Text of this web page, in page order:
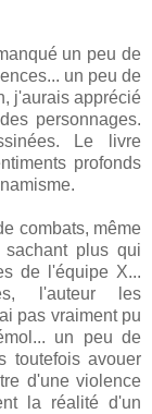
un peu de
un peu de
j'aurais apprécié
personnages.
Le livre
profonds
combats, même
plus qui
de l'équipe X...
l'auteur les
pas vraiment pu
un peu de
toutefois avouer
d'une violence
la réalité d'un